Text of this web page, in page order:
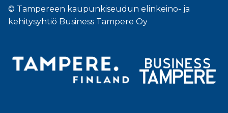
© Tampereen kaupunkiseudun elinkeino- ja
kehitysyhtiö Business Tampere Oy